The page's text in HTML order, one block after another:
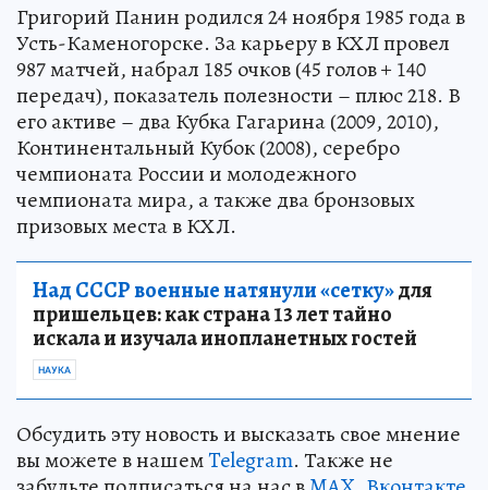
Григорий Панин родился 24 ноября 1985 года в
Усть-Каменогорске. За карьеру в КХЛ провел
987 матчей, набрал 185 очков (45 голов + 140
передач), показатель полезности – плюс 218. В
его активе – два Кубка Гагарина (2009, 2010),
Континентальный Кубок (2008), серебро
чемпионата России и молодежного
чемпионата мира, а также два бронзовых
призовых места в КХЛ.
Над СССР военные натянули «сетку»для
пришельцев: как страна 13 лет тайно
искала и изучала инопланетных гостей
НАУКА
Обсудить эту новость и высказать свое мнение
вы можете в нашемTelegram. Также не